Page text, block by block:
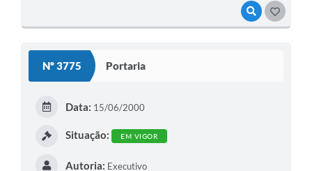
VISUALIZAR
Nº 3775 Portaria
Data: 15/06/2000
Situação: EM VIGOR
Autoria: Executivo